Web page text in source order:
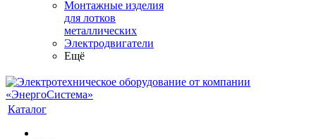
Монтажные изделия
для лотков
металлических
Электродвигатели
Ещё
Каталог